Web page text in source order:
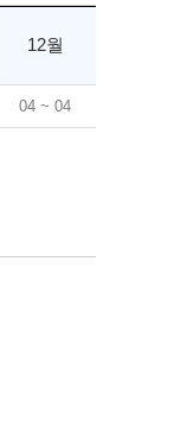
12월
04 ~ 04